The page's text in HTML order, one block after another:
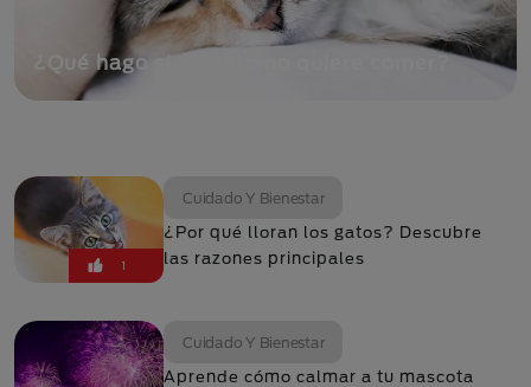
¿Qué hago si mi gato no quiere comer?
1
Cuidado Y Bienestar
¿Por qué lloran los gatos? Descubre
las razones principales
Cuidado Y Bienestar
Aprende cómo calmar a tu mascota